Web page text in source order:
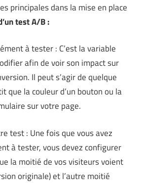
principales dans la mise en place
test A/B :
à tester : C’est la variable
afin de voir son impact sur
Il peut s’agir de quelque
que la couleur d’un bouton ou la
sur votre page.
test : Une fois que vous avez
à tester, vous devez configurer
la moitié de vos visiteurs voient
originale) et l’autre moitié